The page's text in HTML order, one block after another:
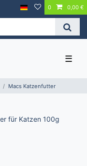
0 0,00 €
☰
Macs Katzenfutter